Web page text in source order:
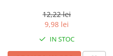
12,22 lei
9,98 lei
IN STOC